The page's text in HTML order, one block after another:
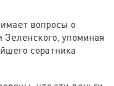
вопросы о
Зеленского, упоминая
соратника